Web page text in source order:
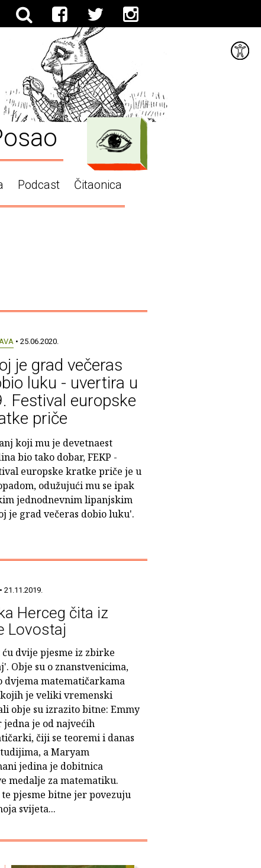
Podcast Čitaonica
• 25.06.2020.
je grad večeras
luku - uvertira u
Festival europske
priče
koji mu je devetnaest
bio tako dobar, FEKP -
europske kratke priče je u
odužujući mu se ipak
jednodnevnim lipanjskim
je grad večeras dobio luku'.
21.11.2019.
Herceg čita iz
Lovostaj
dvije pjesme iz zbirke
Obje su o znanstvenicima,
dvjema matematičarkama
je veliki vremenski
obje su izrazito bitne: Emmy
jedna je od najvećih
čiji se teoremi i danas
a Maryam
jedina je dobitnica
medalje za matematiku.
pjesme bitne jer povezuju
svijeta...